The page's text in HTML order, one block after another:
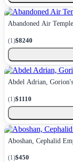
Abandoned Air Temple
(1)$8240
Abdel Adrian,
(1)$1110
Aboshan, Cephalid
(1)$450